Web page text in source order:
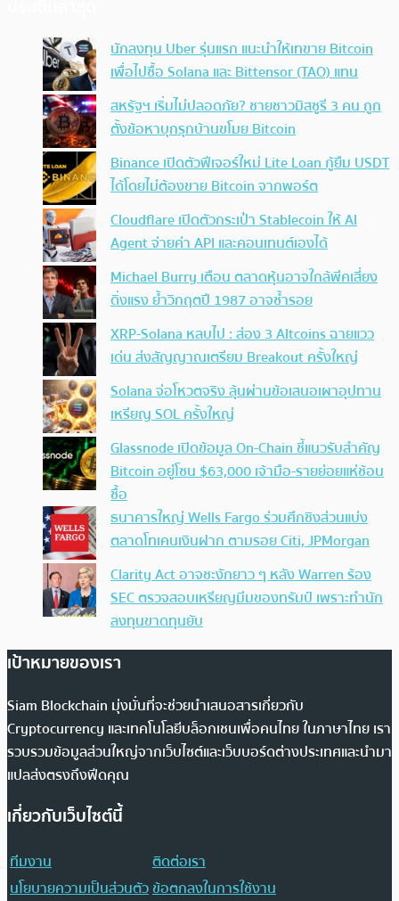
นักลงทุน Uber รุ่นแรก แนะนำให้เทขาย Bitcoin
เพื่อไปซื้อ Solana และ Bittensor (TAO) แทน
สหรัฐฯ เริ่มไม่ปลอดภัย? ชายชาวมิสซูรี 3 คน ถูก
ตั้งข้อหาบุกรุกบ้านขโมย Bitcoin
Binance เปิดตัวฟีเจอร์ใหม่ Lite Loan กู้ยืม USDT
ได้โดยไม่ต้องขาย Bitcoin จากพอร์ต
Cloudflare เปิดตัวกระเป๋า Stablecoin ให้ AI
Agent จ่ายค่า API และคอนเทนต์เองได้
Michael Burry เตือน ตลาดหุ้นอาจใกล้พีคเสี่ยง
ดิ่งแรง ย้ำวิกฤตปี 1987 อาจซ้ำรอย
XRP-Solana หลบไป : ส่อง 3 Altcoins ฉายแวว
เด่น ส่งสัญญาณเตรียม Breakout ครั้งใหญ่
Solana จ่อโหวตจริง ลุ้นผ่านข้อเสนอเผาอุปทาน
เหรียญ SOL ครั้งใหญ่
Glassnode เปิดข้อมูล On-Chain ชี้แนวรับสำคัญ
Bitcoin อยู่โซน $63,000 เจ้ามือ-รายย่อยแห่ช้อน
ซื้อ
ธนาคารใหญ่ Wells Fargo ร่วมศึกชิงส่วนแบ่ง
ตลาดโทเคนเงินฝาก ตามรอย Citi, JPMorgan
Clarity Act อาจชะงักยาว ๆ หลัง Warren ร้อง
SEC ตรวจสอบเหรียญมีมของทรัมป์ เพราะทำนัก
ลงทุนขาดทุนยับ
เป้าหมายของเรา
Siam Blockchain มุ่งมั่นที่จะช่วยนำเสนอสารเกี่ยวกับ
Cryptocurrency และเทคโนโลยีบล็อกเชนเพื่อคนไทย ในภาษาไทย เรา
รวบรวมข้อมูลส่วนใหญ่จากเว็บไซต์และเว็บบอร์ดต่างประเทศและนำมา
แปลส่งตรงถึงฟีดคุณ
เกี่ยวกับเว็บไซต์นี้
ทีมงาน
ติดต่อเรา
นโยบายความเป็นส่วนตัวข้อตกลงในการใช้งาน